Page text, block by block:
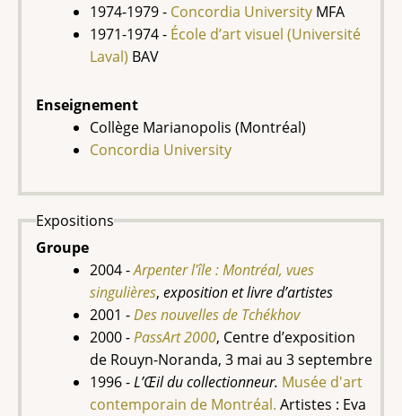
1974-1979 - Concordia University MFA
1971-1974 - École d’art visuel (Université
Laval) BAV
Enseignement
Collège Marianopolis (Montréal)
Concordia University
Expositions
Groupe
2004 -Arpenter l'île : Montréal, vues
singulières, exposition et livre d’artistes
2001 -Des nouvelles de Tchékhov
2000-PassArt 2000, Centre d’exposition
de Rouyn-Noranda, 3 mai au 3 septembre
1996 -L’Œil du collectionneur. Musée d'art
contemporain de Montréal. Artistes : Eva